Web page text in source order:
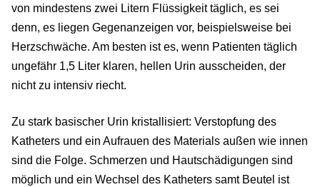
von mindestens zwei Litern Flüssigkeit täglich, es sei
denn, es liegen Gegenanzeigen vor, beispielsweise bei
Herzschwäche. Am besten ist es, wenn Patienten täglich
ungefähr 1,5 Liter klaren, hellen Urin ausscheiden, der
nicht zu intensiv riecht.
Zu stark basischer Urin kristallisiert: Verstopfung des
Katheters und ein Aufrauen des Materials außen wie innen
sind die Folge. Schmerzen und Hautschädigungen sind
möglich und ein Wechsel des Katheters samt Beutel ist